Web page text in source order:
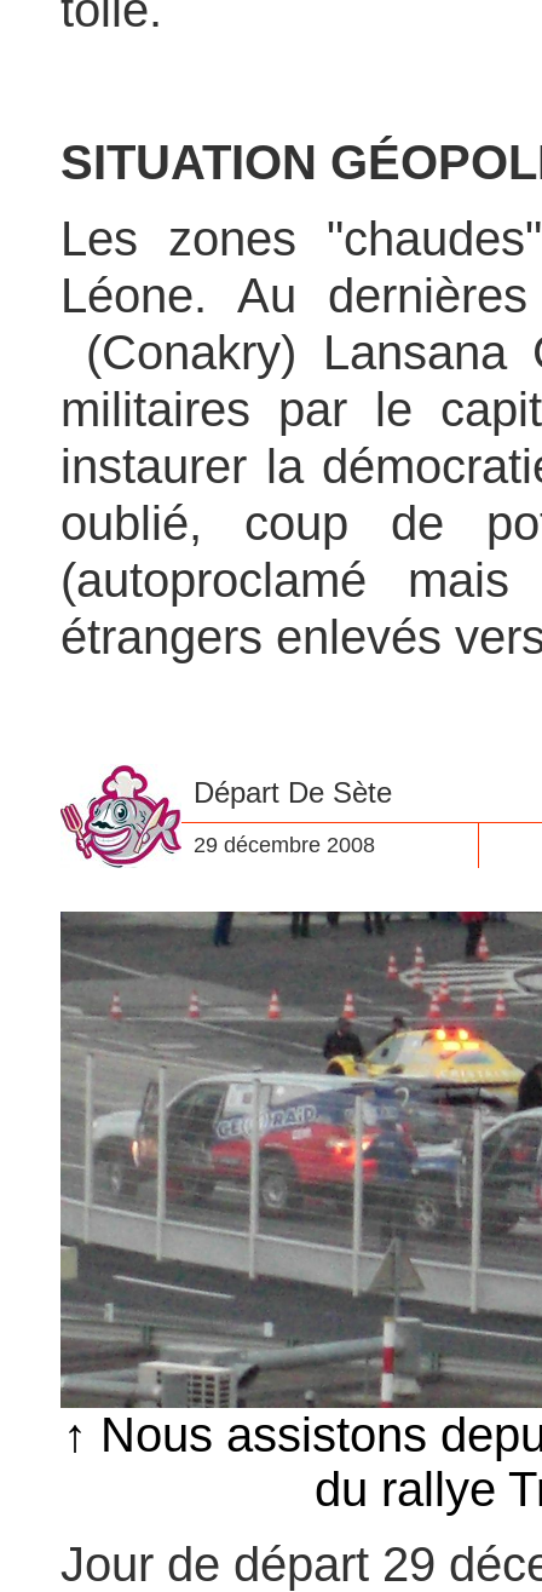
SITUATION
Les zones
Léone. Au
(Conakry) Lansana
militaires par le
instaurer la
oublié, coup de
(autoproclamé
étrangers enlevés
Départ De Sète
29 décembre 2008
↑ Nous assistons
du rallye
Jour de départ 29